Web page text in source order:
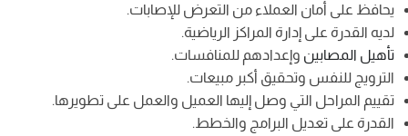
يحافظ على أمان العملاء من التعرض للإصابات.
لديه القدرة على إدارة المراكز الرياضية.
تأهيل المصابين وإعدادهم للمنافسات.
الترويج للنفس وتحقيق أكبر مبيعات.
تقييم المراحل التي وصل إليها العميل والعمل على تطويرها.
القدرة على تعديل البرامج والخطط.